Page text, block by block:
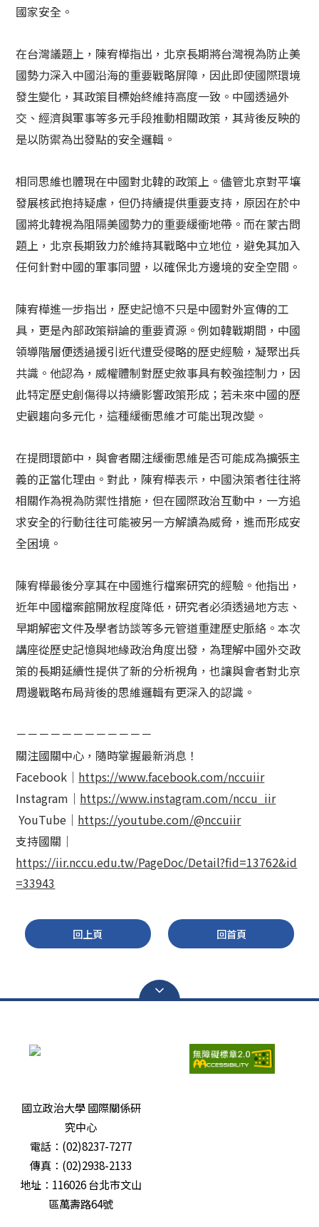
國家安全。
在台灣議題上，陳宥樺指出，北京長期將台灣視為防止美
國勢力深入中國沿海的重要戰略屏障，因此即使國際環境
發生變化，其政策目標始終維持高度一致。中國透過外
交、經濟與軍事等多元手段推動相關政策，其背後反映的
是以防禦為出發點的安全邏輯。
相同思維也體現在中國對北韓的政策上。儘管北京對平壤
發展核武抱持疑慮，但仍持續提供重要支持，原因在於中
國將北韓視為阻隔美國勢力的重要緩衝地帶。而在蒙古問
題上，北京長期致力於維持其戰略中立地位，避免其加入
任何針對中國的軍事同盟，以確保北方邊境的安全空間。
陳宥樺進一步指出，歷史記憶不只是中國對外宣傳的工
具，更是內部政策辯論的重要資源。例如韓戰期間，中國
領導階層便透過援引近代遭受侵略的歷史經驗，凝聚出兵
共識。他認為，威權體制對歷史敘事具有較強控制力，因
此特定歷史創傷得以持續影響政策形成；若未來中國的歷
史觀趨向多元化，這種緩衝思維才可能出現改變。
在提問環節中，與會者關注緩衝思維是否可能成為擴張主
義的正當化理由。對此，陳宥樺表示，中國決策者往往將
相關作為視為防禦性措施，但在國際政治互動中，一方追
求安全的行動往往可能被另一方解讀為威脅，進而形成安
全困境。
陳宥樺最後分享其在中國進行檔案研究的經驗。他指出，
近年中國檔案館開放程度降低，研究者必須透過地方志、
早期解密文件及學者訪談等多元管道重建歷史脈絡。本次
講座從歷史記憶與地緣政治角度出發，為理解中國外交政
策的長期延續性提供了新的分析視角，也讓與會者對北京
周邊戰略布局背後的思維邏輯有更深入的認識。
－－－－－－－－－－－－
關注國關中心，隨時掌握最新消息！
Facebook｜ https://www.facebook.com/nccuiir
Instagram｜ https://www.instagram.com/nccu_iir
YouTube｜ https://youtube.com/@nccuiir
支持國關｜
https://iir.nccu.edu.tw/PageDoc/Detail?fid=13762&id
=33943
回上頁 回首頁
國立政治大學 國際關係研
究中心
電話：(02)8237-7277
傳真：(02)2938-2133
地址：116026 台北市文山
區萬壽路64號